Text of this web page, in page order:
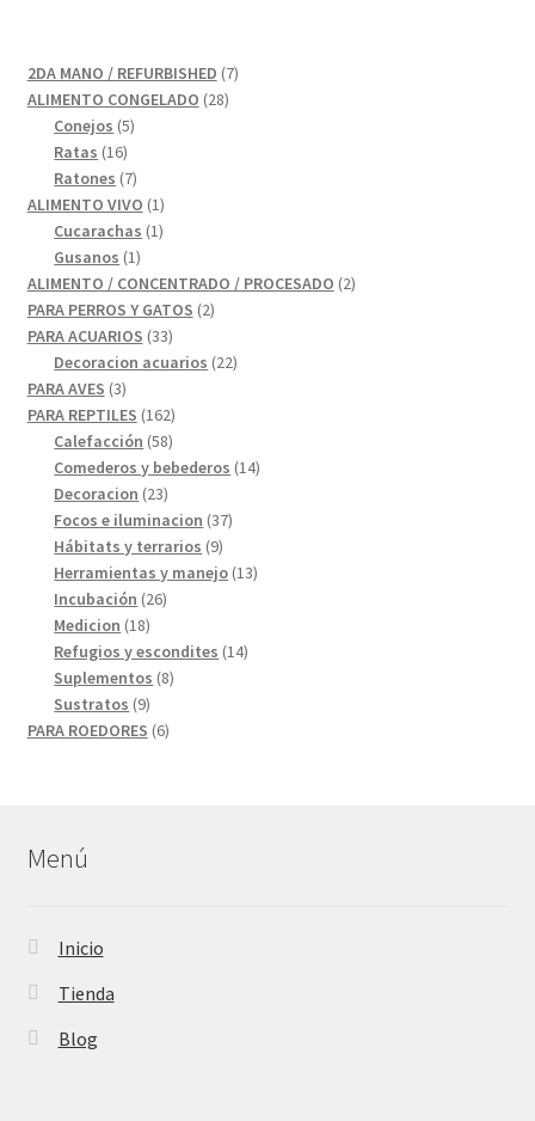
2DA MANO / REFURBISHED 77
ALIMENTO CONGELADO 2828
Conejos 55
Ratas 1616
productos
Ratones 77
productos
ALIMENTO VIVO 11
producto
Cucarachas 11
Gusanos 11
producto
ALIMENTO / CONCENTRADO / PROCESADO 22
PARA PERROS Y GATOS 22
PARA ACUARIOS 3333
productos
Decoracion acuarios 2222
PARA AVES 33
productos
PARA REPTILES 162162
productos
Calefacción 5858
productos
Comederos y bebederos 1414
Decoracion 2323
productos
Focos e iluminacion 3737
Hábitats y terrarios 99
productos
Herramientas y manejo 1313
Incubación 2626
Medicion 1818
productos
Refugios y escondites 1414
Suplementos 88
Sustratos 99
productos
PARA ROEDORES 66
Menú
Inicio
Tienda
Blog